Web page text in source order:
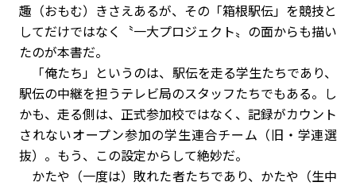
趣（おもむ）きさえあるが、その「箱根駅伝」を競技と
してだけではなく〝一大プロジェクト〟の面からも描い
たのが本書だ。
「俺たち」というのは、駅伝を走る学生たちであり、
駅伝の中継を担うテレビ局のスタッフたちでもある。し
かも、走る側は、正式参加校ではなく、記録がカウント
されないオープン参加の学生連合チーム（旧・学連選
抜）。もう、この設定からして絶妙だ。
かたや（一度は）敗れた者たちであり、かたや（生中